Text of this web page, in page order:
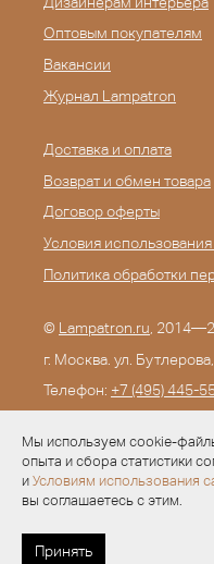
Мы используем cookie-
опыта и сбора статистики
и Условиям использования
вы соглашаетесь с этим.
Принять
Оптовым покупателям
Вакансии
Журнал Lampatron
Доставка и оплата
Возврат и обмен товара
Договор оферты
Условия
Политика обработки
© Lampatron.ru ,
г. Москва. ул.
Телефон: +7 (495) 445-
Разработка —Evid.ru